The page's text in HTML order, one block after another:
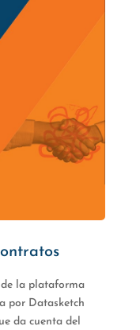
la plataforma
por Datasketch
da cuenta del